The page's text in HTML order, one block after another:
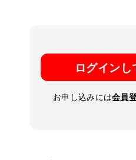
ログイン
お申し込みには会員